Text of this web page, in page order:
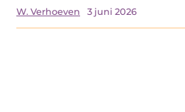
W. Verhoeven 3 juni 2026